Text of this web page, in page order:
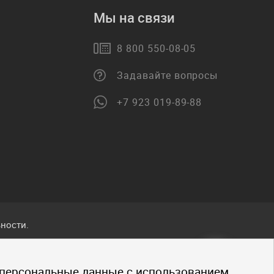
Мы на связи
8 800 550-08-05
Задавайте вопросы
+7 923 019-89-88